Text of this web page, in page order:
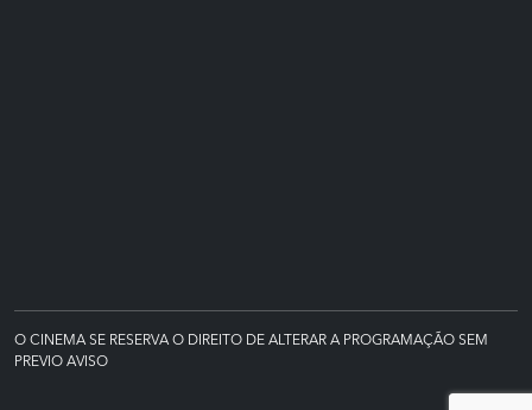
O CINEMA SE RESERVA O DIREITO DE ALTERAR A PROGRAMAÇÃO SEM
PREVIO AVISO